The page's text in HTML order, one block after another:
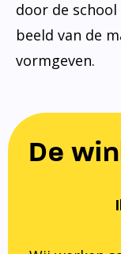
door de
beeld van de
vormgeven.
De